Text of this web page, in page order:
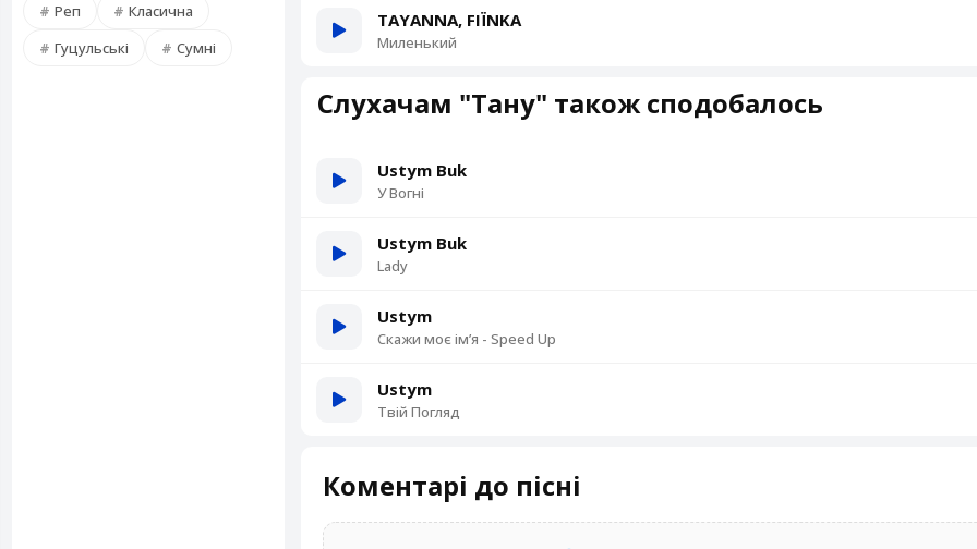
Реп
Класична
Гуцульські
Сумні
TAYANNA, FIЇNKA
Миленький
Слухачам "Тану" також сподобалось
Ustym Buk
У Вогні
Ustym Buk
Lady
Ustym
Скажи моє імʼя - Speed Up
Ustym
Твій Погляд
Коментарі до пісні